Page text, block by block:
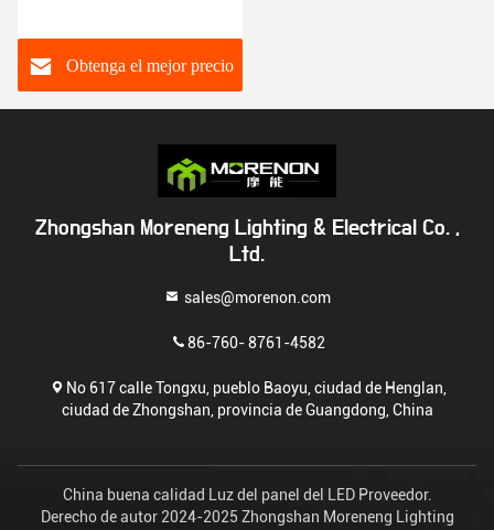
150W 200W con
clasificación IP66
Obtenga el mejor precio
Zhongshan Moreneng Lighting & Electrical Co. ,
Ltd.
sales@morenon.com
86-760- 8761-4582
No 617 calle Tongxu, pueblo Baoyu, ciudad de Henglan,
ciudad de Zhongshan, provincia de Guangdong, China
China buena calidad Luz del panel del LED Proveedor.
Derecho de autor 2024-2025 Zhongshan Moreneng Lighting